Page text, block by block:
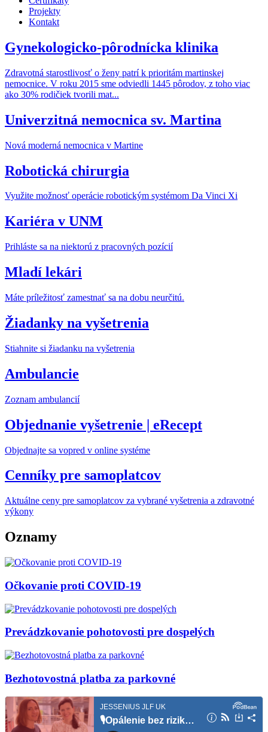
Projekty
Kontakt
Gynekologicko-pôrodnícka klinika
Zdravotná starostlivosť o ženy patrí k prioritám martinskej
nemocnice. V roku 2015 sme odviedli 1445 pôrodov, z toho viac
ako 30% rodičiek tvorili mat...
Univerzitná nemocnica sv. Martina
Nová moderná nemocnica v Martine
Robotická chirurgia
Využite možnosť operácie robotickým systémom Da Vinci Xi
Kariéra v UNM
Prihláste sa na niektorú z pracovných pozícií
Mladí lekári
Máte príležitosť zamestnať sa na dobu neurčitú.
Žiadanky na vyšetrenia
Stiahnite si žiadanku na vyšetrenia
Ambulancie
Zoznam ambulancií
Objednanie vyšetrenie | eRecept
Objednajte sa vopred v online systéme
Cenníky pre samoplatcov
Aktuálne ceny pre samoplatcov za vybrané vyšetrenia a zdravotné
výkony
Oznamy
Očkovanie proti COVID-19
Prevádzkovanie pohotovosti pre dospelých
Bezhotovostná platba za parkovné